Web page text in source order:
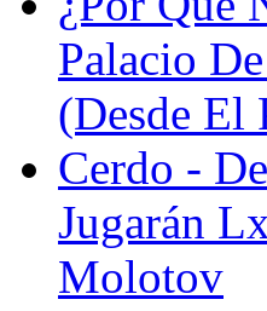
Palacio
(Desde El
Cerdo -
Jugarán
Molotov